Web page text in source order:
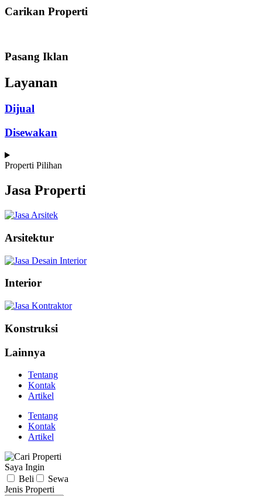
Carikan Properti
Pasang Iklan
Layanan
Dijual
Disewakan
Properti Pilihan
Jasa Properti
Arsitektur
Interior
Konstruksi
Lainnya
Tentang
Kontak
Artikel
Tentang
Kontak
Artikel
Saya Ingin
Beli
Sewa
Jenis Properti